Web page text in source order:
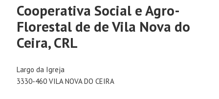
Cooperativa Social e Agro-
Florestal de de Vila Nova do
Ceira, CRL
Largo da Igreja
3330-460 VILA NOVA DO CEIRA